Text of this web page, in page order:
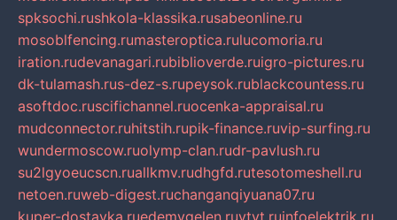
spksochi.rushkola-klassika.rusabeonline.ru
mosoblfencing.rumasteroptica.rulucomoria.ru
iration.rudevanagari.rubiblioverde.ruigro-pictures.ru
dk-tulamash.rus-dez-s.rupeysok.rublackcountess.ru
asoftdoc.ruscifichannel.ruocenka-appraisal.ru
mudconnector.ruhitstih.rupik-finance.ruvip-surfing.ru
wundermoscow.ruolymp-clan.rudr-pavlush.ru
su2lgyoeucscn.ruallkmv.rudhgfd.rutesotomeshell.ru
netoen.ruweb-digest.ruchanganqiyuana07.ru
kuper-dostavka.ruedemvgelen.ruytyt.ruinfoelektrik.ru